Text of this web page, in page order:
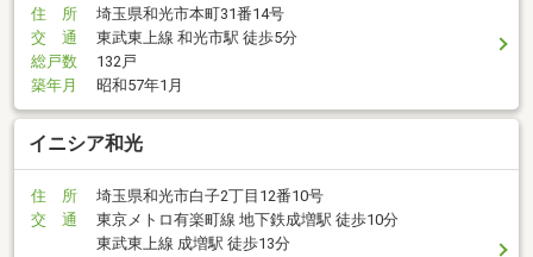
住 所
埼玉県和光市本町31番14号
交 通
東武東上線 和光市駅 徒歩5分
総戸数
132戸
築年月
昭和57年1月
イニシア和光
住 所
埼玉県和光市白子2丁目12番10号
交 通
東京メトロ有楽町線 地下鉄成増駅 徒歩10分
東武東上線 成増駅 徒歩13分